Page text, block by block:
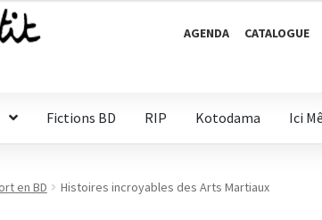
AGENDA CATALOGUE
Fictions BD RIP Kotodama Ici
en BD Histoires incroyables des Arts Martiaux